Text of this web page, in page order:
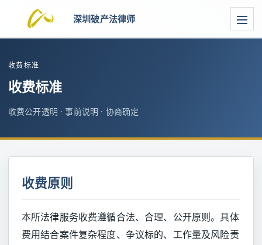
深圳破产法律师
收费标准
收费标准
收费公开透明 · 事前说明 · 协商确定
收费原则
本所法律服务收费遵循合法、合理、公开原则。具体
费用结合案件复杂程度、争议标的、工作量及风险责